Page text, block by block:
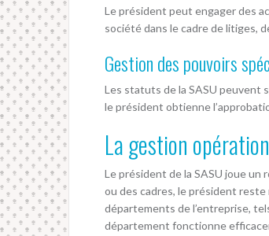
Le président peut engager des
société dans le cadre de litiges,
Gestion des pouvoirs
Les statuts de la SASU peuvent
le président obtienne
La gestion
Le président de la SASU joue
ou des cadres, le président
départements de l’entreprise,
département fonctionne